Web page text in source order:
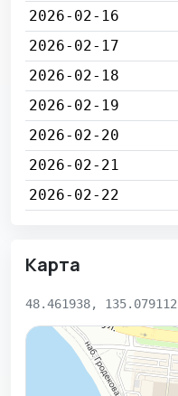
2026-02-16
2026-02-17
2026-02-18
2026-02-19
2026-02-20
2026-02-21
2026-02-22
Карта
48.461938, 135.079112